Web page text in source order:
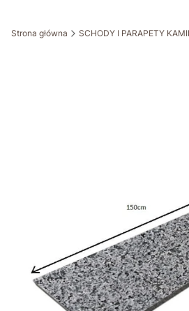
Strona główna SCHODY I PARAPETY